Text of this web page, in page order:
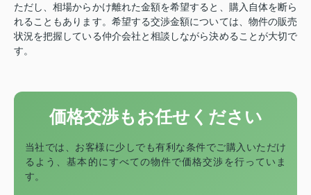
ただし、相場からかけ離れた金額を希望すると、購入自体を断ら
れることもあります。希望する交渉金額については、物件の販売
状況を把握している仲介会社と相談しながら決めることが大切で
す。
価格交渉もお任せください
当社では、お客様に少しでも有利な条件でご購入いただけ
るよう、基本的にすべての物件で価格交渉を行っていま
す。